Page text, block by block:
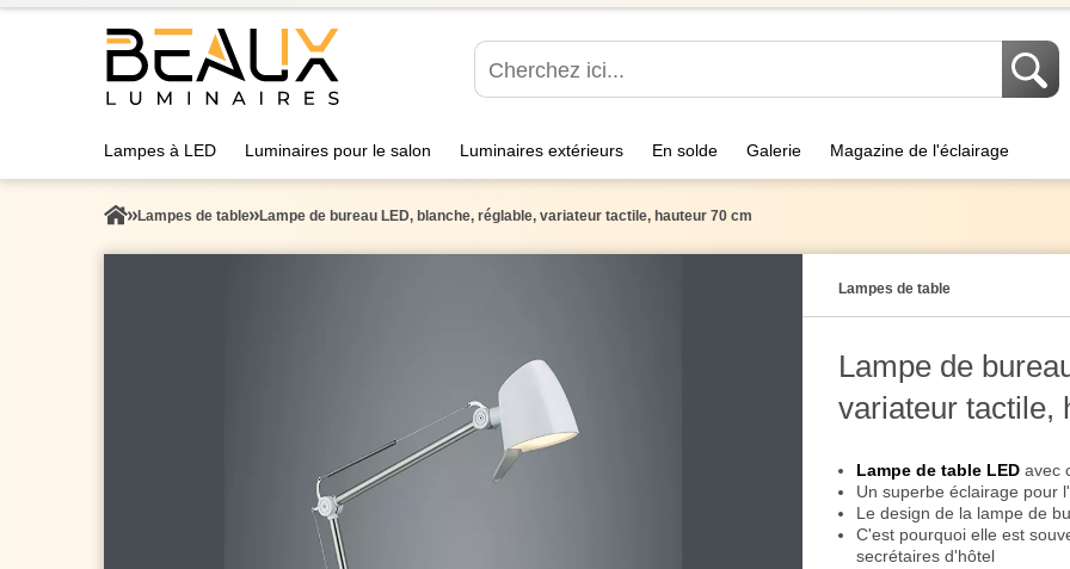
Lampes à LED Luminaires pour le salon Luminaires extérieurs En solde Galerie Magazine de l'éclairage
Lampes de table Lampe de bureau LED, blanche, réglable, variateur tactile, hauteur 70 cm
Lampes de table
Lampe de
variateur tactile,
Lampe de table LED avec
Un superbe éclairage pour
Le design de la lampe de
C'est pourquoi elle est
secrétaires d'hôtel